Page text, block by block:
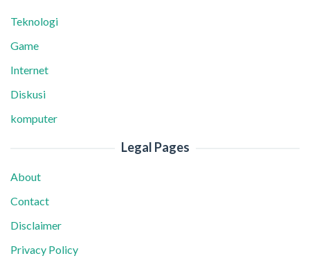
Teknologi
Game
Internet
Diskusi
komputer
Legal Pages
About
Contact
Disclaimer
Privacy Policy